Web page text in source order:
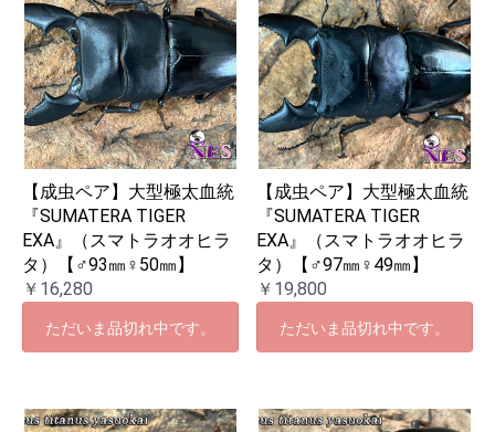
【成虫ペア】大型極太血統
『SUMATERA TIGER
EXA』（スマトラオオヒラ
タ）【♂93㎜♀50㎜】
￥16,280
ただいま品切れ中です。
【成虫ペア】大型極太血統
『SUMATERA TIGER
EXA』（スマトラオオヒラ
タ）【♂97㎜♀49㎜】
￥19,800
ただいま品切れ中です。